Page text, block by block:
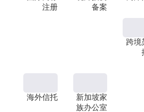
注册
备案
跨境
海外信托
新加坡家
族办公室